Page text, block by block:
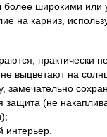
более широкими или
на карниз,
практически
выцветают на
замечательно
защита (не